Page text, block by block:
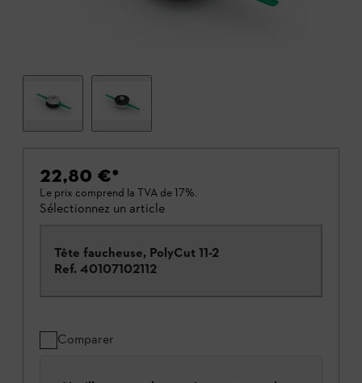
22,80 €*
Le prix comprend la TVA de 17%.
Sélectionnez un article
Tête faucheuse, PolyCut 11-2
Ref. 40107102112
Comparer